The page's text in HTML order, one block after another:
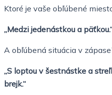
Ktoré je vaše obľúbené
„Medzi jedenástkou a
A obľúbená situácia v
„S loptou v šestnástke a
brejk.“